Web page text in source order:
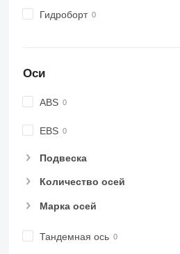
Гидроборт
Оси
ABS
EBS
Подвеска
Количество осей
Марка осей
Тандемная ось